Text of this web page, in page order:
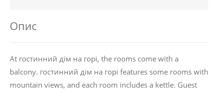
Опис
At гостинний дім на горі, the rooms come with a
balcony. гостинний дім на горі features some rooms with
mountain views, and each room includes a kettle. Guest